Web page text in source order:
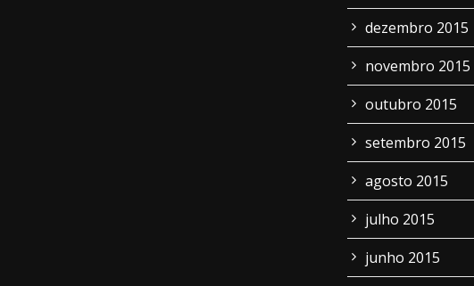
dezembro 2015
novembro 2015
outubro 2015
setembro 2015
agosto 2015
julho 2015
junho 2015